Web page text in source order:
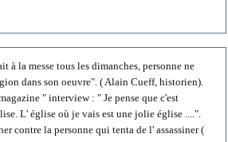
à la messe tous les dimanches, personne ne
dans son oeuvre". ( Alain Cueff, historien).
" interview : " Je pense que c'est
L' église où je vais est une jolie église ....".
contre la personne qui tenta de l' assassiner (